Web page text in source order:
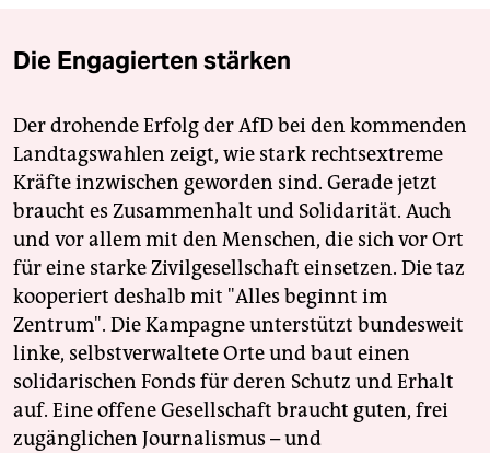
Die Engagierten stärken
Der drohende Erfolg der AfD bei den kommenden
Landtagswahlen zeigt, wie stark rechtsextreme
Kräfte inzwischen geworden sind. Gerade jetzt
braucht es Zusammenhalt und Solidarität. Auch
und vor allem mit den Menschen, die sich vor Ort
für eine starke Zivilgesellschaft einsetzen. Die taz
kooperiert deshalb mit "Alles beginnt im
Zentrum". Die Kampagne unterstützt bundesweit
linke, selbstverwaltete Orte und baut einen
solidarischen Fonds für deren Schutz und Erhalt
auf. Eine offene Gesellschaft braucht guten, frei
zugänglichen Journalismus – und